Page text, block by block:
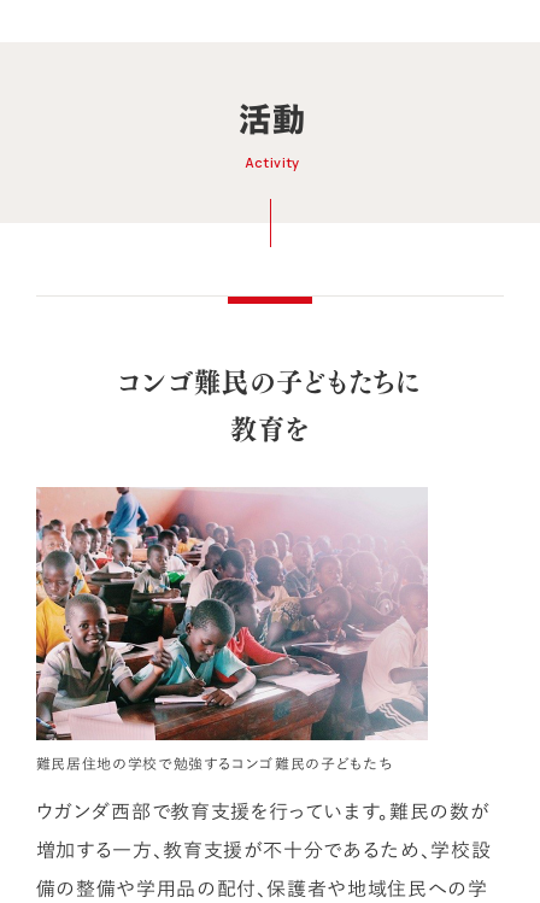
活動
Activity
コンゴ難民の子どもたちに
教育を
難民居住地の学校で勉強するコンゴ難民の子どもたち
ウガンダ西部で教育支援を行っています。難民の数が
増加する一方、教育支援が不十分であるため、学校設
備の整備や学用品の配付、保護者や地域住民への学